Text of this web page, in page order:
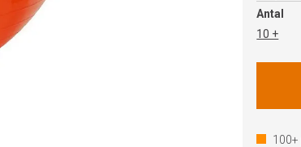
Antal
10 +
100+